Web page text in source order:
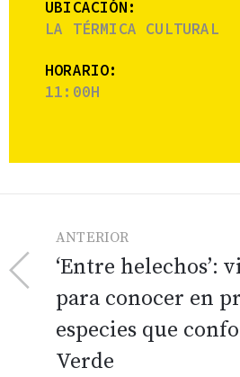
UBICACIÓN:
LA TÉRMICA CULTURAL
HORARIO:
11:00H
ANTERIOR
‘Entre helechos’:
para conocer en
especies que
Verde